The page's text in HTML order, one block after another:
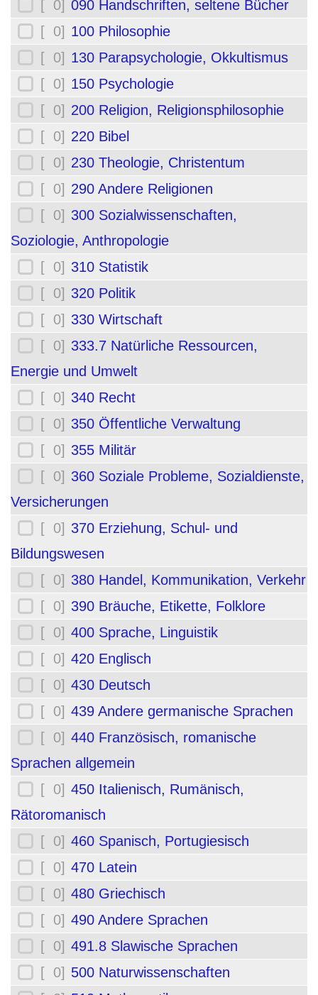
[ 0] 090 Handschriften, seltene Bücher
[ 0] 100 Philosophie
[ 0] 130 Parapsychologie, Okkultismus
[ 0] 150 Psychologie
[ 0] 200 Religion, Religionsphilosophie
[ 0] 220 Bibel
[ 0] 230 Theologie, Christentum
[ 0] 290 Andere Religionen
[ 0] 300 Sozialwissenschaften,
Soziologie, Anthropologie
[ 0] 310 Statistik
[ 0] 320 Politik
[ 0] 330 Wirtschaft
[ 0] 333.7 Natürliche Ressourcen,
Energie und Umwelt
[ 0] 340 Recht
[ 0] 350 Öffentliche Verwaltung
[ 0] 355 Militär
[ 0] 360 Soziale Probleme, Sozialdienste,
Versicherungen
[ 0] 370 Erziehung, Schul- und
Bildungswesen
[ 0] 380 Handel, Kommunikation, Verkehr
[ 0] 390 Bräuche, Etikette, Folklore
[ 0] 400 Sprache, Linguistik
[ 0] 420 Englisch
[ 0] 430 Deutsch
[ 0] 439 Andere germanische Sprachen
[ 0] 440 Französisch, romanische
Sprachen allgemein
[ 0] 450 Italienisch, Rumänisch,
Rätoromanisch
[ 0] 460 Spanisch, Portugiesisch
[ 0] 470 Latein
[ 0] 480 Griechisch
[ 0] 490 Andere Sprachen
[ 0] 491.8 Slawische Sprachen
[ 0] 500 Naturwissenschaften